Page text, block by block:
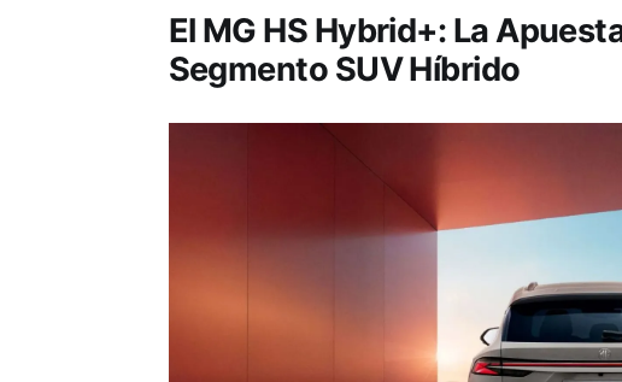
El MG HS Hybrid+: La
Segmento SUV Híbrido